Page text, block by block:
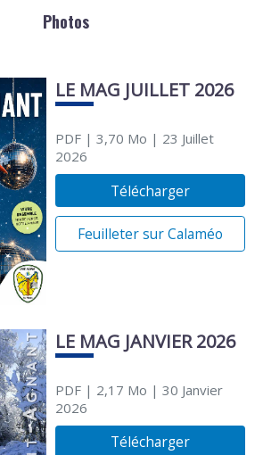
Photos
LE MAG JUILLET 2026
PDF| 3,70 Mo | 23 Juillet
2026
Télécharger
Feuilleter sur Calaméo
LE MAG JANVIER 2026
PDF| 2,17 Mo | 30 Janvier
2026
Télécharger